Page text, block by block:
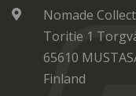
Nomade
Toritie 1
65610
Finland